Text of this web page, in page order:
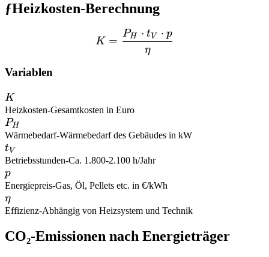
ƒHeizkosten-Berechnung
K = \frac{P_H \cdot
K =
η
PH ⋅ tV ⋅ p
Variablen
K
K
Heizkosten-Gesamtkosten in Euro
P_H
PH
Wärmebedarf-Wärmebedarf des Gebäudes in kW
t_V
tV
Betriebsstunden-Ca. 1.800-2.100 h/Jahr
p
p
Energiepreis-Gas, Öl, Pellets etc. in €/kWh
\eta
η
Effizienz-Abhängig von Heizsystem und Technik
CO₂-Emissionen nach Energieträger